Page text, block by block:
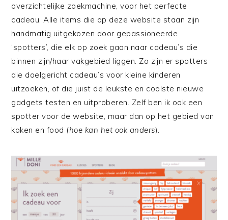
overzichtelijke zoekmachine, voor het perfecte
cadeau. Alle items die op deze website staan zijn
handmatig uitgekozen door gepassioneerde
‘spotters’, die elk op zoek gaan naar cadeau’s die
binnen zijn/haar vakgebied liggen. Zo zijn er spotters
die doelgericht cadeau’s voor kleine kinderen
uitzoeken, of die juist de leukste en coolste nieuwe
gadgets testen en uitproberen. Zelf ben ik ook een
spotter voor de website, maar dan op het gebied van
koken en food (hoe kan het ook anders).